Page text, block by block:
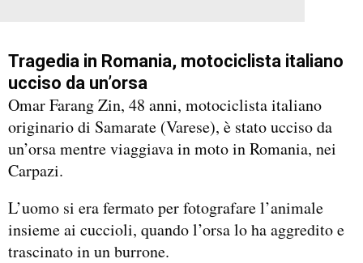
Tragedia in Romania, motociclista italiano
ucciso da un’orsa
Omar Farang Zin, 48 anni, motociclista italiano
originario di Samarate (Varese), è stato ucciso da
un’orsa mentre viaggiava in moto in Romania, nei
Carpazi.
L’uomo si era fermato per fotografare l’animale
insieme ai cuccioli, quando l’orsa lo ha aggredito e
trascinato in un burrone.